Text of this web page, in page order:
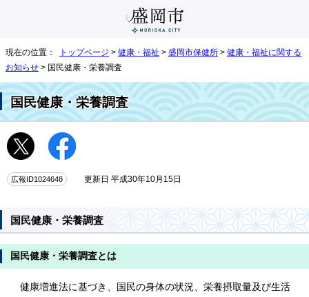
現在の位置： トップページ > 健康・福祉 > 盛岡市保健所 > 健康・福祉に関する
お知らせ > 国民健康・栄養調査
国民健康・栄養調査
広報ID1024648 更新日 平成30年10月15日
国民健康・栄養調査
国民健康・栄養調査とは
健康増進法に基づき、国民の身体の状況、栄養摂取量及び生活